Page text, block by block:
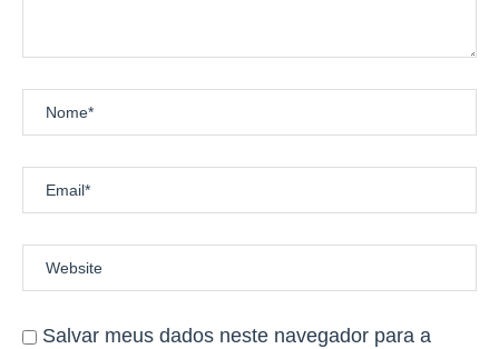
Salvar meus dados neste navegador para a